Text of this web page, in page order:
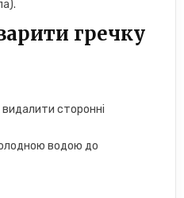
гречку
сторонні
водою до